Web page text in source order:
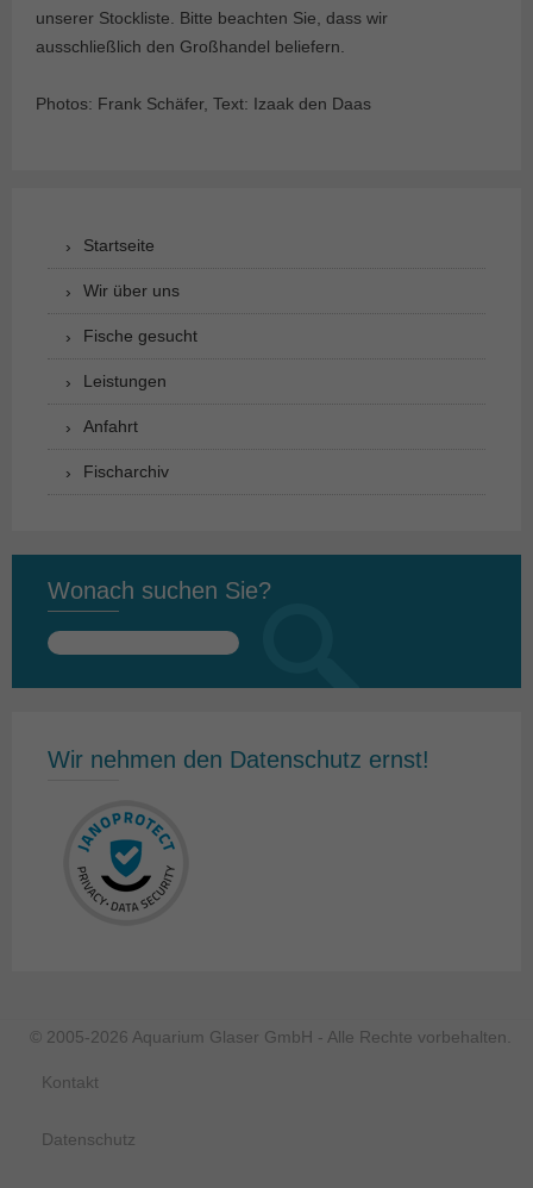
unserer Stockliste. Bitte beachten Sie, dass wir
ausschließlich den Großhandel beliefern.
Photos: Frank Schäfer, Text: Izaak den Daas
Startseite
Wir über uns
Fische gesucht
Leistungen
Anfahrt
Fischarchiv
Wonach suchen Sie?
Suchen
Wir nehmen den Datenschutz ernst!
© 2005-2026 Aquarium Glaser GmbH - Alle Rechte vorbehalten.
Kontakt
Datenschutz